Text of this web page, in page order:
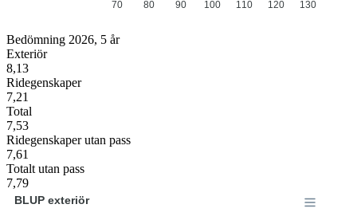
130
120
110
100
90
80
70
Bedömning 2026, 5 år
Exteriör
8,13
Ridegenskaper
7,21
Total
7,53
Ridegenskaper utan pass
7,61
Totalt utan pass
7,79
BLUP exteriör